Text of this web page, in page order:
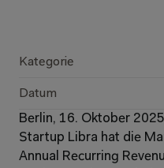
Kategorie
Datum
Berlin, 16. Oktober
Startup Libra hat die
Annual Recurring